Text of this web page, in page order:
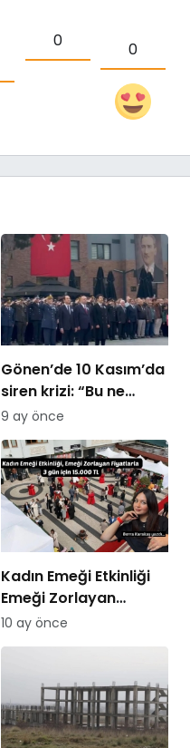
0 0
Gönen’de 10 Kasım’da
siren krizi: “Bu ne
saygısızlık” tepkileri
yükseldi
9 ay önce
Kadın Emeği Etkinliği
Emeği Zorlayan
Fiyatlarla: 3 Gün İçin
10 ay önce